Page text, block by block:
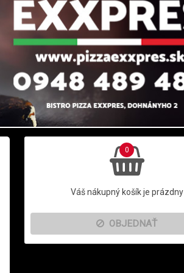
0
Váš nákupný košík je prázdny
OBJEDNAŤ